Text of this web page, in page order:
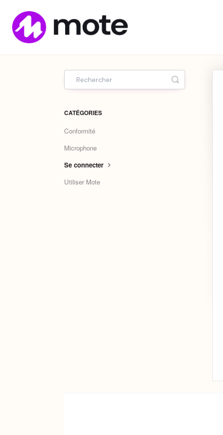
Toggle Search
CATÉGORIES
Conformité
Microphone
Se connecter
Utiliser Mote